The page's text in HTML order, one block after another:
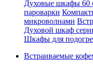
Духовые шкафы 60
пароварки
микроволнами
Духовой шкаф
Шкафы для
Встраиваемые